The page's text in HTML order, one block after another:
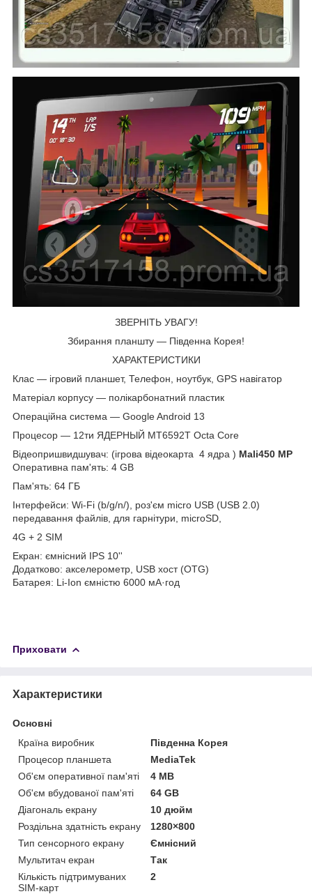
ЗВЕРНІТЬ УВАГУ!
Збирання планшту — Південна Корея!
ХАРАКТЕРИСТИКИ
Клас — ігровий планшет, Телефон, ноутбук, GPS навігатор
Матеріал корпусу — полікарбонатний пластик
Операційна система — Google Android 13
Процесор — 12ти ЯДЕРНЫЙ MT6592T Octa Core
Відеопришвидшувач: (ігрова відеокарта 4 ядра ) Mali450 MP
Оперативна пам'ять: 4 GB
Пам'ять: 64 ГБ
Інтерфейси: Wi-Fi (b/g/n/), роз'єм micro USB (USB 2.0)
передавання файлів, для гарнітури, microSD,
4G + 2 SIM
Екран: ємнісний IPS 10''
Додатково: акселерометр, USB хост (OTG)
Батарея: Li-Ion ємністю 6000 мА·год
Приховати
Характеристики
Основні
Країна виробник
Південна Корея
Процесор планшета
MediaTek
Об'єм оперативної пам'яті
4 MB
Об'єм вбудованої пам'яті
64 GB
Діагональ екрану
10 дюйм
Роздільна здатність екрану
1280×800
Тип сенсорного екрану
Ємнісний
Мультитач екран
Так
Кількість підтримуваних
SIM-карт
2